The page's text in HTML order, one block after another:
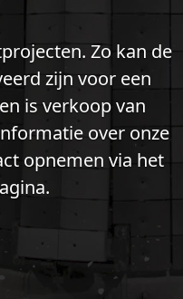
Zo kan de
zijn voor een
is verkoop van
over onze
opnemen via het